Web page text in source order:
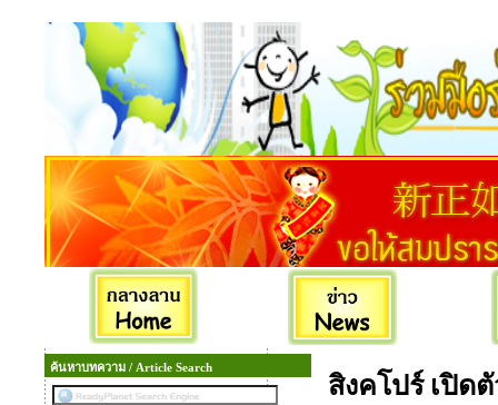
ค้นหาบทความ / Article Search
สิงคโปร์ เปิด